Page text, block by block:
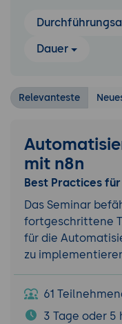
Dauer
Relevanteste
mit n8n
Best Practices
Das Seminar
fortgeschrittene
für die
zu
61
3 Tage oder 5